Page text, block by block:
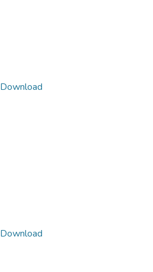
Download
Download